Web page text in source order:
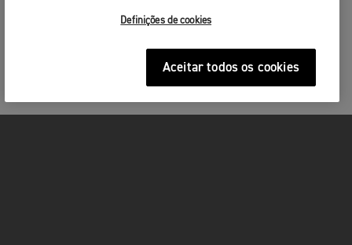
Definições de cookies
Aceitar todos os cookies